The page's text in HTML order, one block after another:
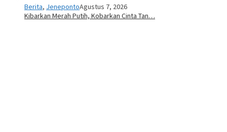
Berita, JenepontoAgustus 7, 2026
Kibarkan Merah Putih, Kobarkan Cinta Tan…